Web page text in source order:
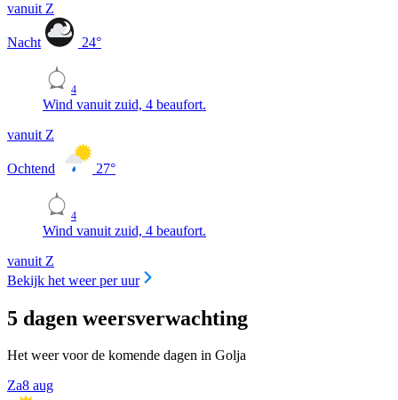
vanuit Z
Nacht 24°
4
Wind vanuit zuid, 4 beaufort.
vanuit Z
Ochtend 27°
4
Wind vanuit zuid, 4 beaufort.
vanuit Z
Bekijk het weer per uur
5 dagen weersverwachting
Het weer voor de komende dagen in Golja
Za8 aug